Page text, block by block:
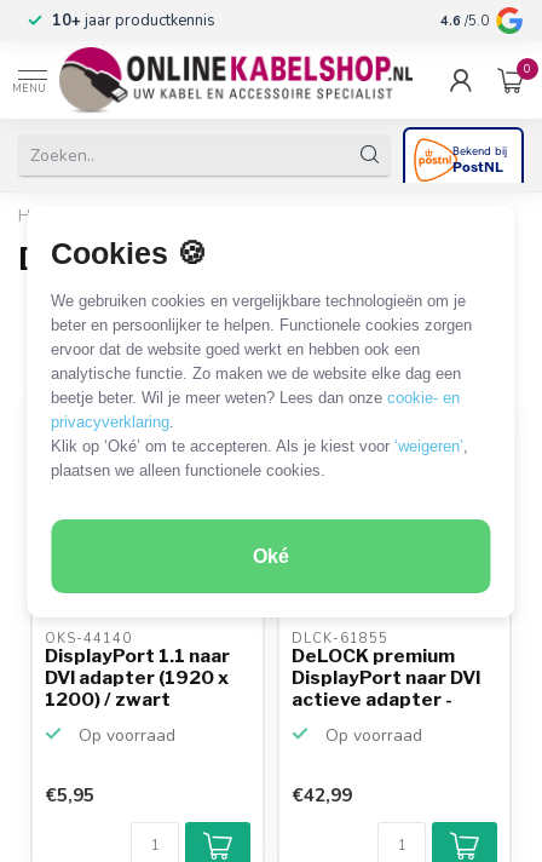
Cookies 🍪
We gebruiken cookies en vergelijkbare technologieën om je
beter en persoonlijker te helpen. Functionele cookies zorgen
ervoor dat de website goed werkt en hebben ook een
analytische functie. Zo maken we de website elke dag een
beetje beter. Wil je meer weten? Lees dan onzecookie- en
privacyverklaring.
Klik op ‘Oké’ om te accepteren. Als je kiest voor‘weigeren’,
plaatsen we alleen functionele cookies.
Oké
10+jaar productkennis 4.6 /5.0
MENU
0
Home
DVI - DisplayPort
41 PRODUCTEN
Filters SORTEER OP
OKS-44140
DisplayPort 1.1 naar
DVI adapter (1920 x
1200) / zwart
Op voorraad
€5,95
DLCK-61855
DeLOCK premium
DisplayPort naar DVI
actieve adapter -
Op voorraad
€42,99